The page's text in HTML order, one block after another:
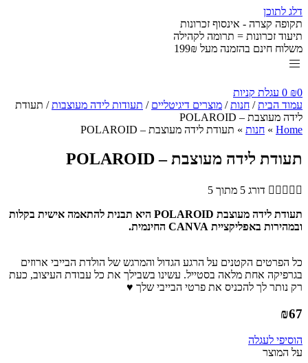
דלג לתוכן
תקופה קצרה - אינסוף זכרונות
תיעוד זכרונות = תרומה לקהילה
משלוח חינם בהזמנה מעל 199₪
₪0
0 עגלת קניות
עמוד הבית/ חנות/ מוצרים דיגיטליים / תעודות לידה מעוצבות/ תעודת
לידה מעוצבת – POLAROID
Home
» חנות » תעודת לידה מעוצבת – POLAROID
תעודת לידה מעוצבת – POLAROID
     דורג 5 מתוך 5
תעודת לידה מעוצבת POLAROID היא תבנית להתאמה אישית בקלות
ובמהירות באפליקציית CANVA החינמית.
כל הפרטים הקטנים על הרגע הגדול והמרגש של הולדת הבייבי ארוזים
בגרפיקה אחת מלאה בסטייל. עשינו בשבילך את כל עבודת העיצוב, כעת
רק נותר לך להכניס את פרטי הבייבי שלך ♥️
₪67
הוסיפי לעגלה
על המוצר